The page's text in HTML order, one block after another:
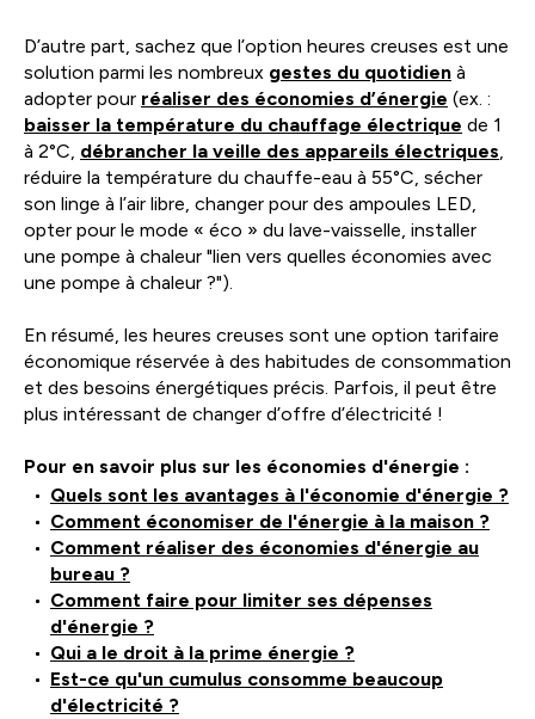
D’autre part, sachez que l’option heures creuses est une
solution parmi les nombreux gestes du quotidien à
adopter pour réaliser des économies d’énergie (ex. :
baisser la température du chauffage électrique de 1
à 2°C, débrancher la veille des appareils électriques,
réduire la température du chauffe-eau à 55°C, sécher
son linge à l’air libre, changer pour des ampoules LED,
opter pour le mode « éco » du lave-vaisselle, installer
une pompe à chaleur "lien vers quelles économies avec
une pompe à chaleur ?").
En résumé, les heures creuses sont une option tarifaire
économique réservée à des habitudes de consommation
et des besoins énergétiques précis. Parfois, il peut être
plus intéressant de changer d’offre d’électricité !
Pour en savoir plus sur les économies d'énergie :
Quels sont les avantages à l'économie d'énergie ?
Comment économiser de l'énergie à la maison ?
Comment réaliser des économies d'énergie au
bureau ?
Comment faire pour limiter ses dépenses
d'énergie ?
Qui a le droit à la prime énergie ?
Est-ce qu'un cumulus consomme beaucoup
d'électricité ?